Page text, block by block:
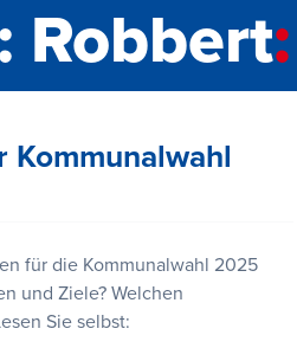
Robbert
Kommunalwahl
für die Kommunalwahl 2025
und Ziele? Welchen
Sie selbst: